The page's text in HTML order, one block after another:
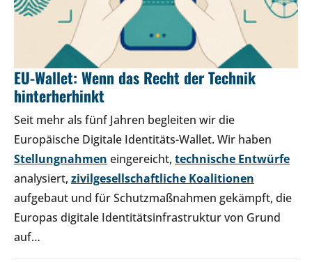
EU-Wallet: Wenn das Recht der Technik
hinterherhinkt
Seit mehr als fünf Jahren begleiten wir die
Europäische Digitale Identitäts-Wallet. Wir haben
Stellungnahmen eingereicht, technische Entwürfe
analysiert, zivilgesellschaftliche Koalitionen
aufgebaut und für Schutzmaßnahmen gekämpft, die
Europas digitale Identitätsinfrastruktur von Grund
auf…